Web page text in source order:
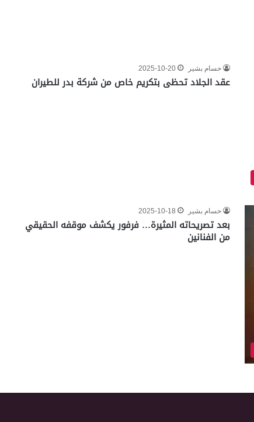
حسام بشير 2025-10-20
عقد الجلاد تحظى بتكريم خاص من شركة بدر للطيران
حسام بشير 2025-10-18
بعد تصريحاته المثيرة… فرفور يكشف موقفه الحقيقي
من الفنانين